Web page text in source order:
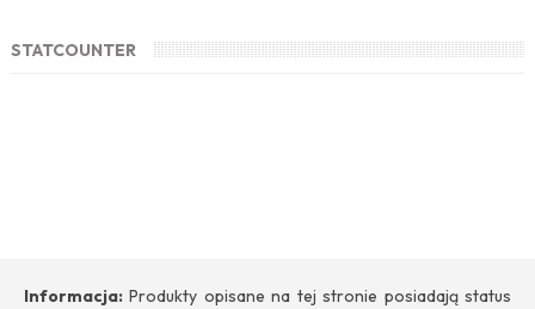
STATCOUNTER
Informacja: Produkty opisane na tej stronie posiadają status